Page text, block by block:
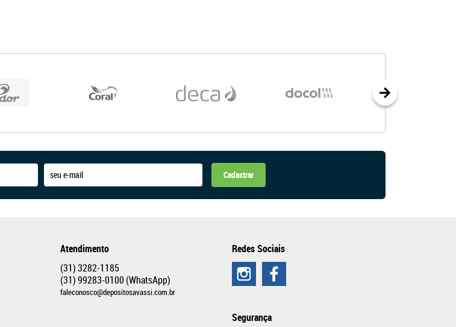
Cadastrar
Atendimento
(31)3282-1185
(31)99283-0100 (WhatsApp)
faleconosco@depositosavassi.com.br
Redes Sociais
Segurança